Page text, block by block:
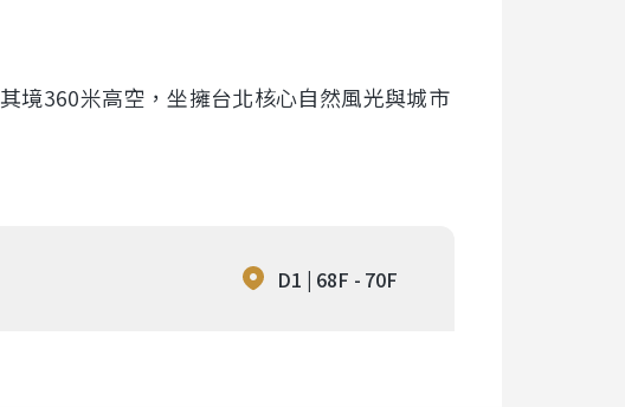
境360米高空，坐擁台北核心自然風光與城市
D1 | 68F - 70F